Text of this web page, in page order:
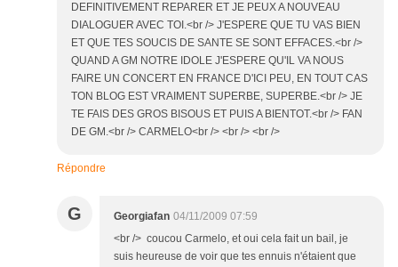
DEFINITIVEMENT REPARER ET JE PEUX A NOUVEAU
DIALOGUER AVEC TOI.<br /> J'ESPERE QUE TU VAS BIEN
ET QUE TES SOUCIS DE SANTE SE SONT EFFACES.<br />
QUAND A GM NOTRE IDOLE J'ESPERE QU'IL VA NOUS
FAIRE UN CONCERT EN FRANCE D'ICI PEU, EN TOUT CAS
TON BLOG EST VRAIMENT SUPERBE, SUPERBE.<br /> JE
TE FAIS DES GROS BISOUS ET PUIS A BIENTOT.<br /> FAN
DE GM.<br /> CARMELO<br /> <br /> <br />
Répondre
G Georgiafan 04/11/2009 07:59
<br /> coucou Carmelo, et oui cela fait un bail, je
suis heureuse de voir que tes ennuis n'étaient que